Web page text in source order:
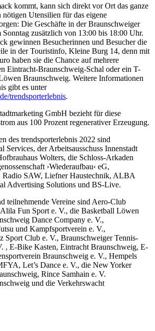
kommt, kann sich direkt vor Ort das ganze
nötigen Utensilien für das eigene
Die Geschäfte in der Braunschweiger
Sonntag zusätzlich von 13:00 bis 18:00 Uhr.
gewinnen Besucherinnen und Besucher die
in der Touristinfo, Kleine Burg 14, denn mit
haben sie die Chance auf mehrere
Eintracht-Braunschweig-Schal oder ein T-
Braunschweig. Weitere Informationen
gibt es unter
trendsporterlebnis.
GmbH bezieht für diese
aus 100 Prozent regenerativer Erzeugung.
des trendsporterlebnis 2022 sind
Services, der Arbeitsausschuss Innenstadt
Wolters, die Schloss-Arkaden
›Wiederaufbau‹ eG,
Radio SAW, Liefner Haustechnik, ALBA
Advertising Solutions und BS-Live.
teilnehmende Vereine sind Aero-Club
Fun Sport e. V., die Basketball Löwen
Dance Company e. V.,
und Kampfsportverein e. V.,
Sport Club e. V., Braunschweiger Tennis-
, E-Bike Kasten, Eintracht Braunschweig, E-
Braunschweig e. V., Hempels
Let’s Dance e. V., die New Yorker
Rince Samhain e. V.
und die Verkehrswacht